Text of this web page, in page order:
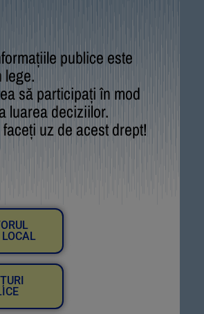
publice este
lege.
să participați în mod
luarea deciziilor.
uz de acest drept!